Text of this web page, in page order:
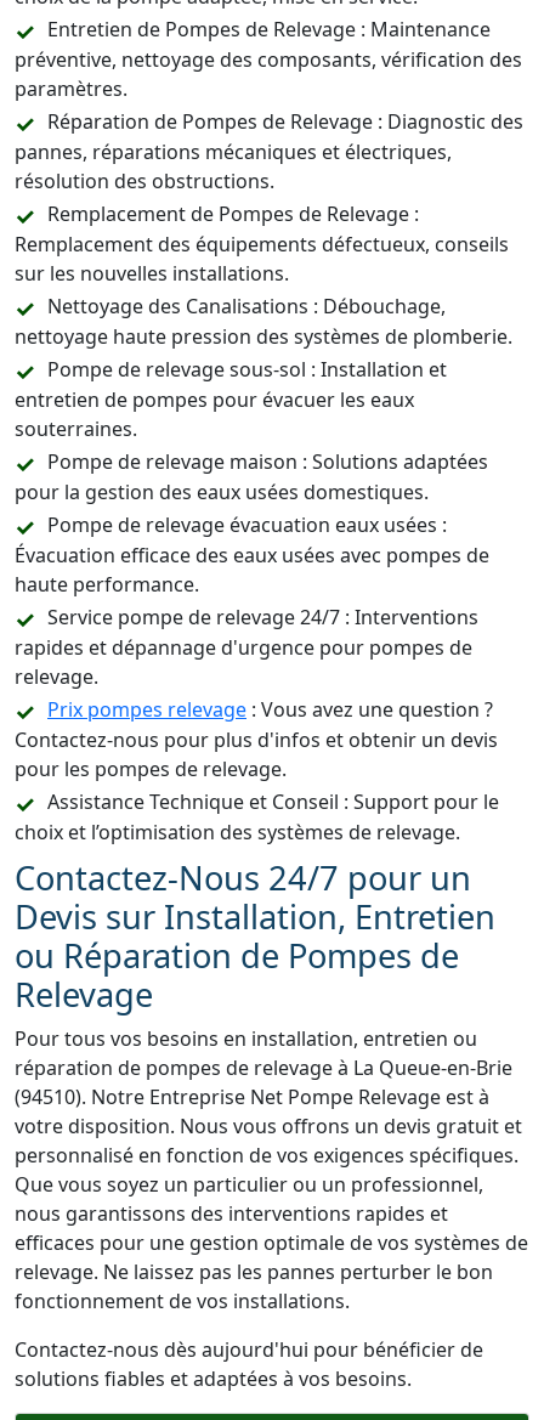
Entretien de Pompes de Relevage : Maintenance
préventive, nettoyage des composants, vérification des
paramètres.
Réparation de Pompes de Relevage : Diagnostic des
pannes, réparations mécaniques et électriques,
résolution des obstructions.
Remplacement de Pompes de Relevage :
Remplacement des équipements défectueux, conseils
sur les nouvelles installations.
Nettoyage des Canalisations : Débouchage,
nettoyage haute pression des systèmes de plomberie.
Pompe de relevage sous-sol : Installation et
entretien de pompes pour évacuer les eaux
souterraines.
Pompe de relevage maison : Solutions adaptées
pour la gestion des eaux usées domestiques.
Pompe de relevage évacuation eaux usées :
Évacuation efficace des eaux usées avec pompes de
haute performance.
Service pompe de relevage 24/7 : Interventions
rapides et dépannage d'urgence pour pompes de
relevage.
Prix pompes relevage : Vous avez une question ?
Contactez-nous pour plus d'infos et obtenir un devis
pour les pompes de relevage.
Assistance Technique et Conseil : Support pour le
choix et l’optimisation des systèmes de relevage.
Contactez-Nous 24/7 pour un
Devis sur Installation, Entretien
ou Réparation de Pompes de
Relevage
Pour tous vos besoins en installation, entretien ou
réparation de pompes de relevage à La Queue-en-Brie
(94510). Notre Entreprise Net Pompe Relevage est à
votre disposition. Nous vous offrons un devis gratuit et
personnalisé en fonction de vos exigences spécifiques.
Que vous soyez un particulier ou un professionnel,
nous garantissons des interventions rapides et
efficaces pour une gestion optimale de vos systèmes de
relevage. Ne laissez pas les pannes perturber le bon
fonctionnement de vos installations.
Contactez-nous dès aujourd'hui pour bénéficier de
solutions fiables et adaptées à vos besoins.